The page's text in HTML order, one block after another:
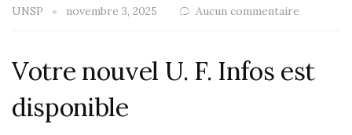
UNSP novembre 3, 2025 Aucun commentaire
Votre nouvel U. F. Infos est
disponible